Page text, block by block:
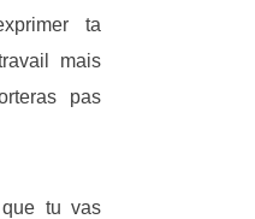
ta
mais
pas
tu vas